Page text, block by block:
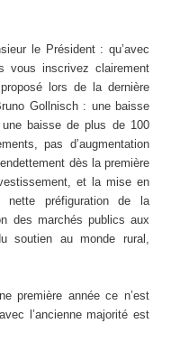
le Président : qu’avec
vous inscrivez clairement
lors de la dernière
Gollnisch : une baisse
baisse de plus de 100
pas d’augmentation
dès la première
et la mise en
nette préfiguration de la
des marchés publics aux
soutien au monde rural,
première année ce n’est
l’ancienne majorité est